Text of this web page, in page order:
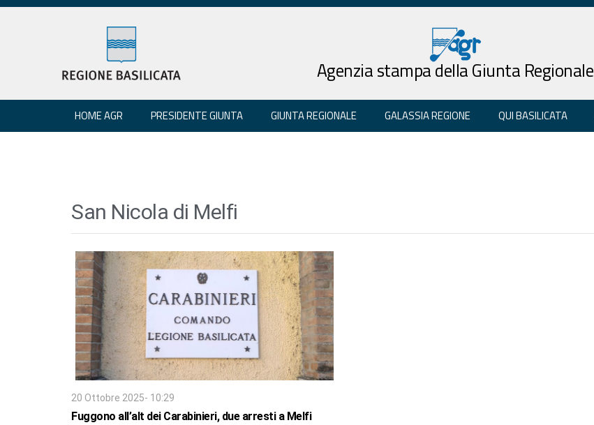
Agenzia stampa della Giunta Regionale
HOME AGR PRESIDENTE GIUNTA GIUNTA REGIONALE GALASSIA REGIONE QUI BASILICATA
San Nicola di Melfi
20 Ottobre 2025- 10:29
Fuggono all’alt dei Carabinieri, due arresti a Melfi